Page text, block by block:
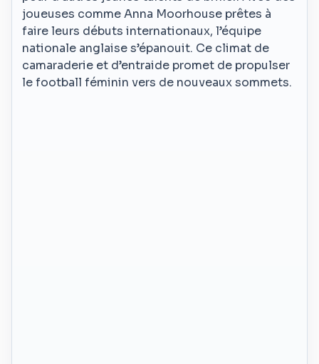
joueuses comme Anna Moorhouse prêtes à
faire leurs débuts internationaux, l’équipe
nationale anglaise s’épanouit. Ce climat de
camaraderie et d’entraide promet de propulser
le football féminin vers de nouveaux sommets.